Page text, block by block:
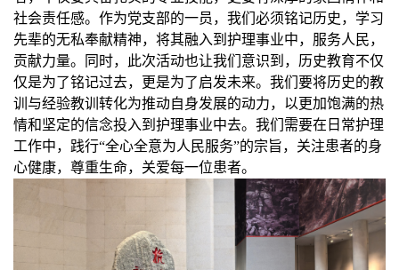
社会责任感。作为党支部的一员，我们必须铭记历史，学习
先辈的无私奉献精神，将其融入到护理事业中，服务人民，
贡献力量。同时，此次活动也让我们意识到，历史教育不仅
仅是为了铭记过去，更是为了启发未来。我们要将历史的教
训与经验教训转化为推动自身发展的动力，以更加饱满的热
情和坚定的信念投入到护理事业中去。我们需要在日常护理
工作中，践行“全心全意为人民服务”的宗旨，关注患者的身
心健康，尊重生命，关爱每一位患者。